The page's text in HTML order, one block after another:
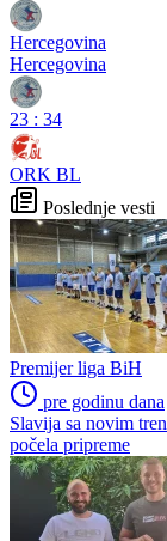
Hercegovina
Hercegovina
23 : 34
ORK BL
Poslednje vesti
Premijer liga BiH
pre godinu dana
Slavija sa novim
počela pripreme